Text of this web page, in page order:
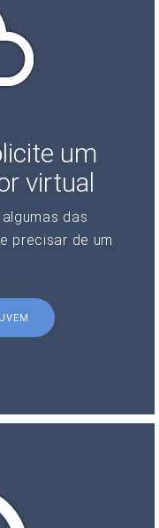
um
virtual
das
precisar de um